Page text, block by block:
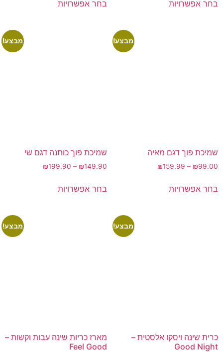
בחר אפשרויות בחר אפשרויות
מבצע!
שמיכת פוך דגם מאיה
₪99.00
–
₪159.99
בחר אפשרויות
מבצע!
שמיכת פוך כותנה דגם שי
₪149.90
–
₪199.90
בחר אפשרויות
מבצע!
כרית שינה ויסקו אלסטית –
Good Night
מבצע!
מארז כריות שינה עבות וקשות –
Feel Good